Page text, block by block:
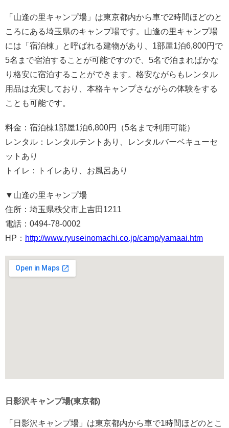
「山逢の里キャンプ場」は東京都内から車で2時間ほどのと
ころにある埼玉県のキャンプ場です。山逢の里キャンプ場
には「宿泊棟」と呼ばれる建物があり、1部屋1泊6,800円で
5名まで宿泊することが可能ですので、5名で泊まればかな
り格安に宿泊することができます。格安ながらもレンタル
用品は充実しており、本格キャンプさながらの体験をする
ことも可能です。
料金：宿泊棟1部屋1泊6,800円（5名まで利用可能）
レンタル：レンタルテントあり、レンタルバーベキューセ
ットあり
トイレ：トイレあり、お風呂あり
▼ 山逢の里キャンプ場
住所：埼玉県秩父市上吉田1211
電話：0494-78-0002
HP： http://www.ryuseinomachi.co.jp/camp/yamaai.htm
日影沢キャンプ場(東京都)
「日影沢キャンプ場」は東京都内から車で1時間ほどのとこ